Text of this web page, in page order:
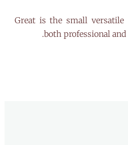
Great is the small versatile
both professional